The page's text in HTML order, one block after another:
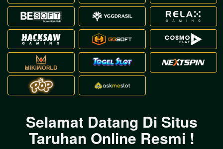
Selamat Datang Di Situs
Taruhan Online Resmi !